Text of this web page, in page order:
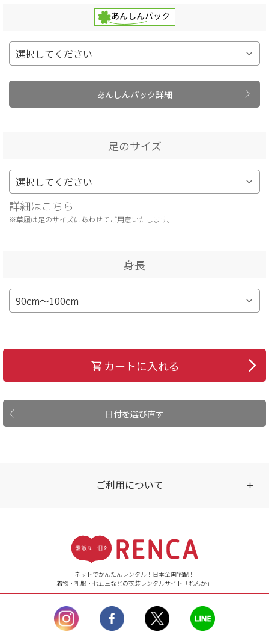
あんしんパック詳細
足のサイズ
詳細はこちら
※草履は足のサイズにあわせてご用意いたします。
身長
日付を選び直す
カートに入れる
ご利用について
【ご注文（インターネット）】
24時間年中無休
【お問い合わせ窓口（メー
ル）】10:00~17:00
土曜日、日曜日、臨
時休業日を除く。
営業時間外にいただ
ネットでかんたんレンタル！日本全国宅配！
着物・礼服・七五三などの衣装レンタルサイト「れんか」